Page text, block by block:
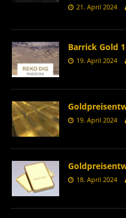
21. April 2024
Barrick Gold
19. April 2024
19. April 2024
18. April 2024